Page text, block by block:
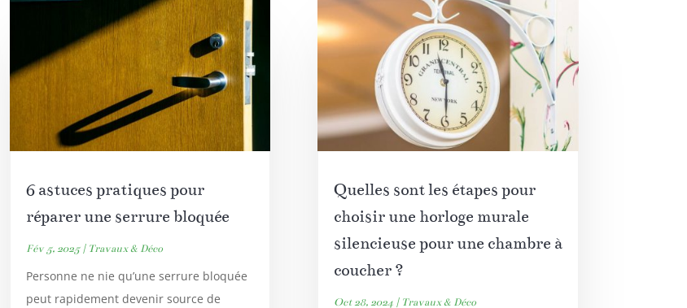
6 astuces pratiques pour
réparer une serrure bloquée
Fév 5, 2025| Travaux & Déco
Personne ne nie qu’une serrure bloquée
peut rapidement devenir source de
Quelles sont les étapes pour
choisir une horloge murale
silencieuse pour une chambre à
coucher ?
Oct 28, 2024| Travaux & Déco